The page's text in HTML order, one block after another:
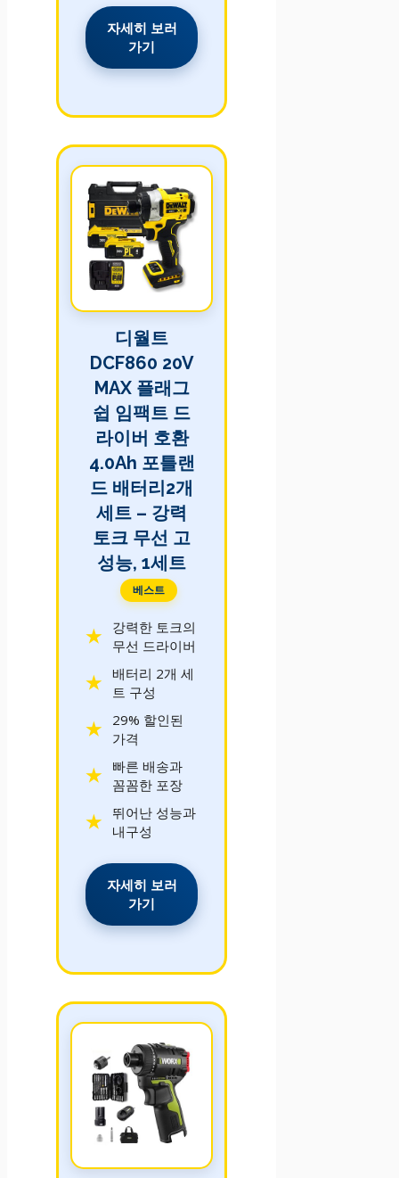
자세히 보러
가기
디월트
DCF860 20V
MAX 플래그
쉽 임팩트 드
라이버 호환
4.0Ah 포틀랜
드 배터리2개
세트 – 강력
토크 무선 고
성능, 1세트
베스트
강력한 토크의
무선 드라이버
배터리 2개 세
트 구성
29% 할인된
가격
빠른 배송과
꼼꼼한 포장
뛰어난 성능과
내구성
자세히 보러
가기